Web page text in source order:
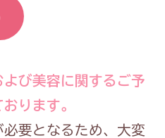
よび美容に関するご予
ります。
要となるため、大変